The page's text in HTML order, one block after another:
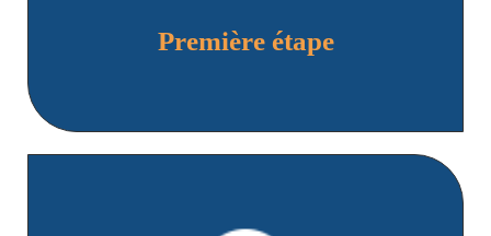
Première étape
d’immobilisation de votre véhicule endommagé